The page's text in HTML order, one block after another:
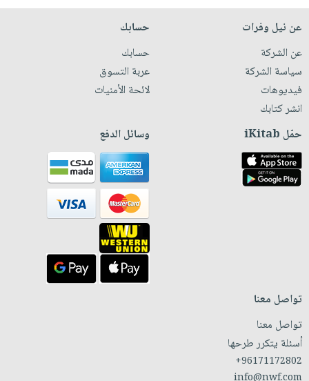
عن نيل وفرات
عن الشركة
سياسة الشركة
فيديوهات
انشر كتابك
حسابك
حسابك
عربة التسوق
لائحة الأمنيات
حمّل iKitab وسائل الدفع
تواصل معنا
تواصل معنا
أسئلة يتكرر طرحها
+96171172802